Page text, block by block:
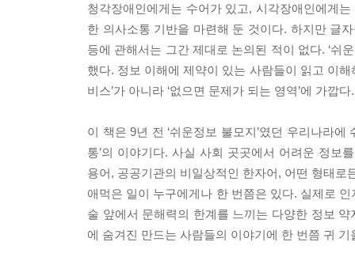
청각장애인에게는 수어가 있고, 시각장애인에게
한 의사소통 기반을 마련해 둔 것이다. 하지만 글
등에 관해서는 그간 제대로 논의된 적이 없다. ‘쉬
했다. 정보 이해에 제약이 있는 사람들이 읽고 이
비스’가 아니라 ‘없으면 문제가 되는 영역’에 가
이 책은 9년 전 ‘쉬운정보 불모지’였던 우리나라
통’의 이야기다. 사실 사회 곳곳에서 어려운 정보
용어, 공공기관의 비일상적인 한자어, 어떤 형태
애먹은 일이 누구에게나 한 번쯤은 있다. 실제로
술 앞에서 문해력의 한계를 느끼는 다양한 정보
에 숨겨진 만드는 사람들의 이야기에 한 번쯤 귀